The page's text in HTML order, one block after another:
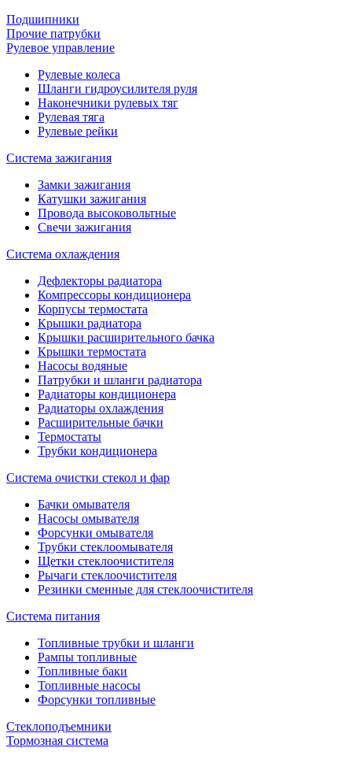
Подшипники
Прочие патрубки
Рулевое управление
Рулевые колеса
Шланги гидроусилителя руля
Наконечники рулевых тяг
Рулевая тяга
Рулевые рейки
Система зажигания
Замки зажигания
Катушки зажигания
Провода высоковольтные
Свечи зажигания
Система охлаждения
Дефлекторы радиатора
Компрессоры кондиционера
Корпусы термостата
Крышки радиатора
Крышки расширительного бачка
Крышки термостата
Насосы водяные
Патрубки и шланги радиатора
Радиаторы кондиционера
Радиаторы охлаждения
Расширительные бачки
Термостаты
Трубки кондиционера
Система очистки стекол и фар
Бачки омывателя
Насосы омывателя
Форсунки омывателя
Трубки стеклоомывателя
Щетки стеклоочистителя
Рычаги стеклоочистителя
Резинки сменные для стеклоочистителя
Система питания
Топливные трубки и шланги
Рампы топливные
Топливные баки
Топливные насосы
Форсунки топливные
Стеклоподъемники
Тормозная система